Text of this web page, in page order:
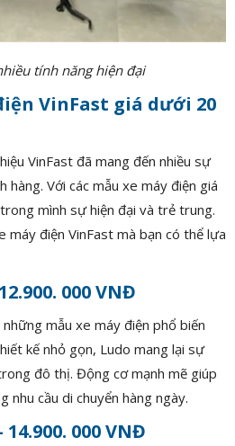
tính năng hiện đại
VinFast giá dưới 20
VinFast đã mang đến nhiều sự
hàng. Với các mẫu xe máy điện giá
mình sự hiện đại và trẻ trung.
máy điện VinFast mà bạn có thể lựa
000 VNĐ
mẫu xe máy điện phổ biến
kế nhỏ gọn, Ludo mang lại sự
đô thị. Động cơ mạnh mẽ giúp
nhu cầu di chuyển hàng ngày.
000 VNĐ